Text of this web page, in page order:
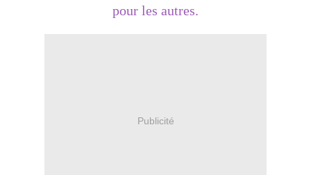
pour les autres.
Publicité